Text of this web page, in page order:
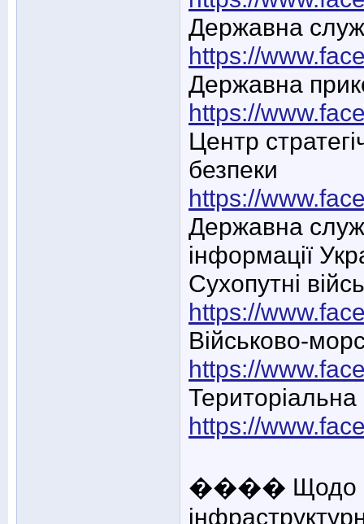
Державна
https://
Державна
https://
Центр
безпеки
https://
Державна
інформації
Сухопутні
https://
Військово-
https://
https://
���� Щодо